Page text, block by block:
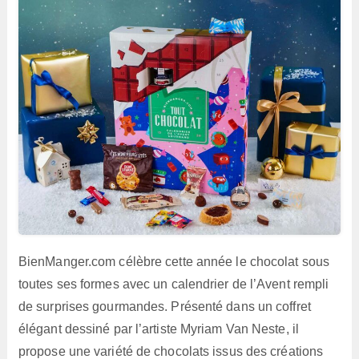
BienManger.com célèbre cette année le chocolat sous
toutes ses formes avec un calendrier de l’Avent rempli
de surprises gourmandes. Présenté dans un coffret
élégant dessiné par l’artiste Myriam Van Neste, il
propose une variété de chocolats issus des créations